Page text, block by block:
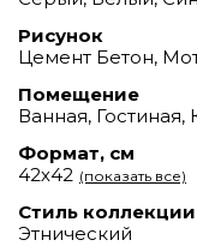
Рисунок
Цемент Бетон,
Помещение
Ванная, Гостиная,
Формат, см
42х42 (показать все)
Стиль коллекции
Этнический